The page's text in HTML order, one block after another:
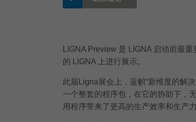
LIGNA Preview 是 LIGNA 启动前最
的 LIGNA 上进行展示。
此届Ligna展会上，蓝帜“新维度的解
一个整套的程序包，在它的协助下，
用程序带来了更高的生产效率和生产